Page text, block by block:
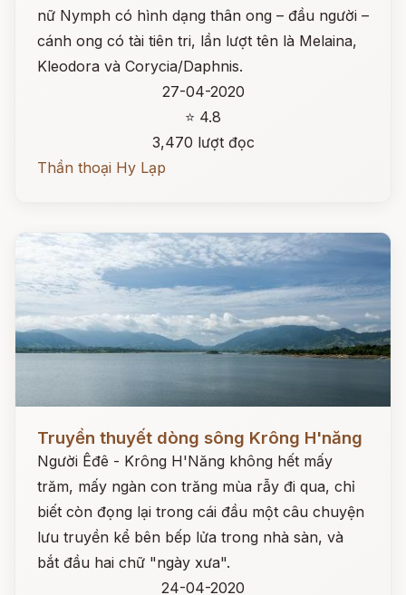
nữ Nymph có hình dạng thân ong – đầu người –
cánh ong có tài tiên tri, lần lượt tên là Melaina,
Kleodora và Corycia/Daphnis.
27-04-2020
⭐ 4.8
3,470 lượt đọc
Thần thoại Hy Lạp
Đọc ngay
Truyền thuyết dòng sông Krông H'năng
Người Êđê - Krông H'Năng không hết mấy
trăm, mấy ngàn con trăng mùa rẫy đi qua, chỉ
biết còn đọng lại trong cái đầu một câu chuyện
lưu truyền kể bên bếp lửa trong nhà sàn, và
bắt đầu hai chữ "ngày xưa".
24-04-2020